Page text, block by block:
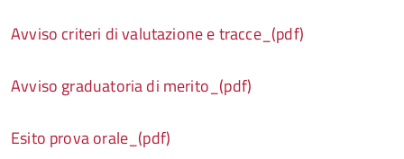
Avviso criteri di valutazione e tracce_(pdf)
Avviso graduatoria di merito_(pdf)
Esito prova orale_(pdf)